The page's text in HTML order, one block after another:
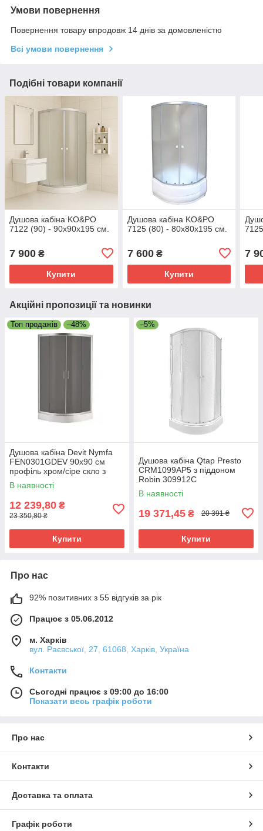
Умови повернення
Повернення товару впродовж 14 днів за домовленістю
Всі умови повернення
Подібні товари компанії
Душова кабіна KO&PO
7122 (90) - 90х90х195 см.
7 900 ₴
Купити
Душова кабіна KO&PO
7125 (80) - 80х80х195 см.
7 600₴
Купити
7
Акційні пропозиції та новинки
Топ продажів –48%
Душова кабіна Devit Nymfa
FEN0301GDEV 90х90 см
профіль хром/сіре скло з
піддоном
В наявності
12 239,80 ₴
23 350,80 ₴
Купити
–5%
Душова кабіна Qtap Presto
CRM1099AP5 з піддоном
Robin 309912C
В наявності
19 371,45 ₴ 20 391 ₴
Купити
Про нас
92% позитивних з 55 відгуків за рік
Працює з 05.06.2012
м. Харків
вул. Раєвської, 27, 61068, Харків, Україна
Контакти
Сьогодні працює з 09:00 до 16:00
Показати весь графік роботи
Про нас
Контакти
Доставка та оплата
Графік роботи